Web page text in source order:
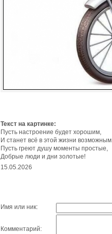
Текст на картинке:
Пусть настроение будет хорошим,
И станет всё в этой жизни возможным.
Пусть греют душу моменты простые,
Добрые люди и дни золотые!
15.05.2026
Имя или ник:
Комментарий: